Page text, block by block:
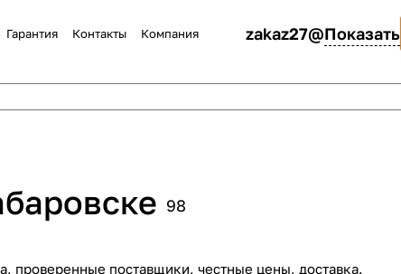
Гарантия Контакты Компания zakaz27@Показать
98
проверенные поставщики, честные цены, доставка.